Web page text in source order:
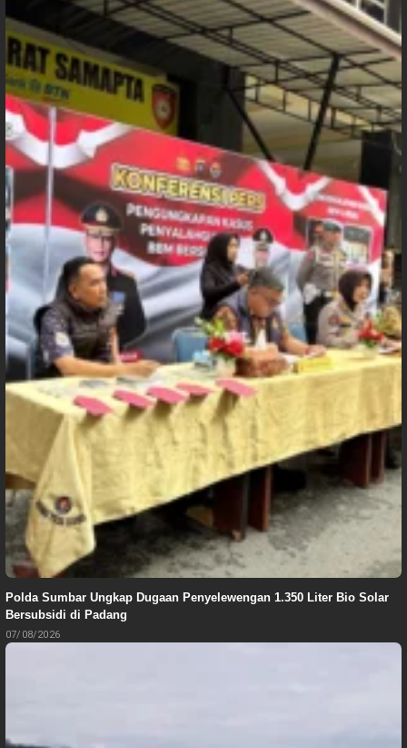
Polda Sumbar Ungkap Dugaan Penyelewengan 1.350 Liter Bio Solar
Bersubsidi di Padang
07/08/2026